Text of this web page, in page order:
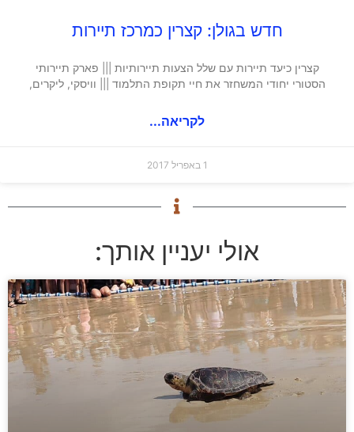
חדש בגולן: קצרין כמרכז תיירות
קצרין כיעד תיירות עם שלל הצעות תיירותיות ||| פארק תיירותי
הסטורי יחודי המשחזר את חיי תקופת התלמוד ||| וויסקי, ליקרים,
לקריאה...
1 באפריל 2017
אולי יעניין אותך: